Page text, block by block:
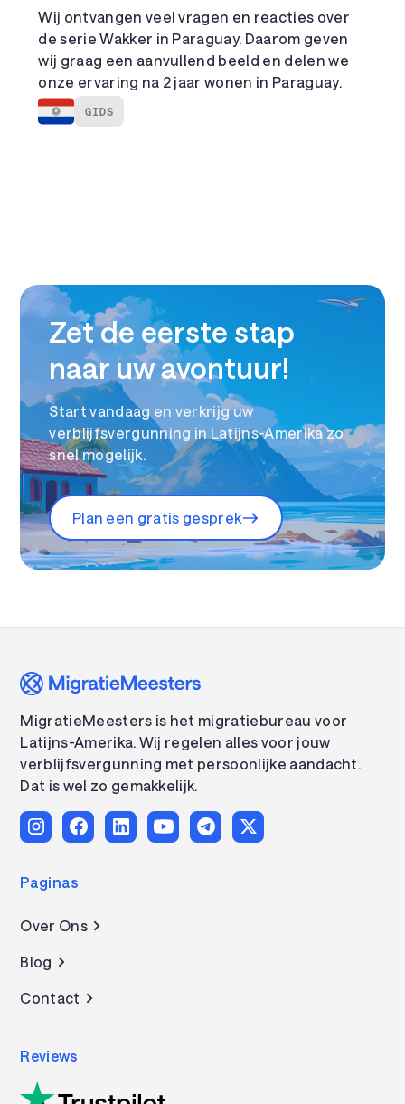
Wij ontvangen veel vragen en reacties over
de serie Wakker in Paraguay. Daarom geven
wij graag een aanvullend beeld en delen we
onze ervaring na 2 jaar wonen in Paraguay.
GIDS
Zet de eerste stap
naar uw avontuur!
Start vandaag en verkrijg uw
verblijfsvergunning in Latijns-Amerika zo
snel mogelijk.
Plan een gratis gesprek
MigratieMeesters is het migratiebureau voor
Latijns-Amerika. Wij regelen alles voor jouw
verblijfsvergunning met persoonlijke aandacht.
Dat is wel zo gemakkelijk.
Paginas
Over Ons
Blog
Contact
Reviews